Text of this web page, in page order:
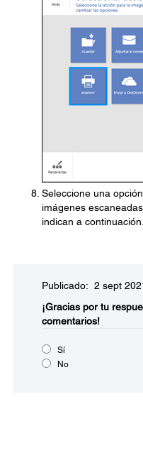
Seleccione una
imágenes
indican a continuación.
Publicado: 2 sept
¡Gracias por tu
comentarios!
Sí
No